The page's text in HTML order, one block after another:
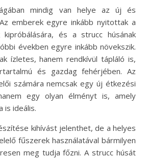
emberek egyre inkább nyitottak a
kipróbálására, és a strucc húsának
években egyre inkább növekszik.
ízletes, hanem rendkívül tápláló is,
és gazdag fehérjében. Az
számára nemcsak egy új étkezési
egy olyan élményt is, amely
is ideális.
kihívást jelenthet, de a helyes
fűszerek használatával bármilyen
meg tudja főzni. A strucc húsát